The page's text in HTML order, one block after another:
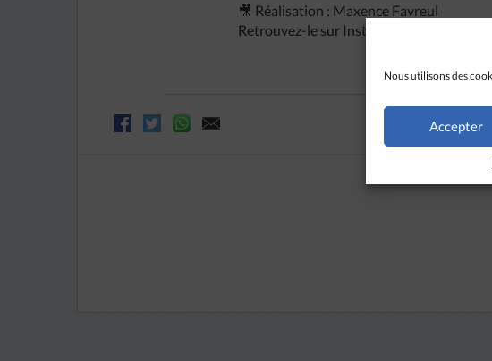
Nous utilisons des
Accepter
🎥 Réalisation : Maxence Favreul
Retrouvez-le sur Instagram et Facebook :